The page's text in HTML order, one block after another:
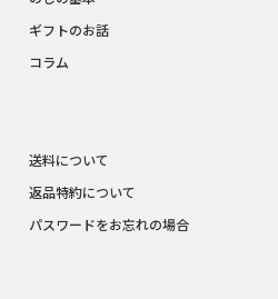
ギフトのお話
コラム
送料について
返品特約について
パスワードをお忘れの場合